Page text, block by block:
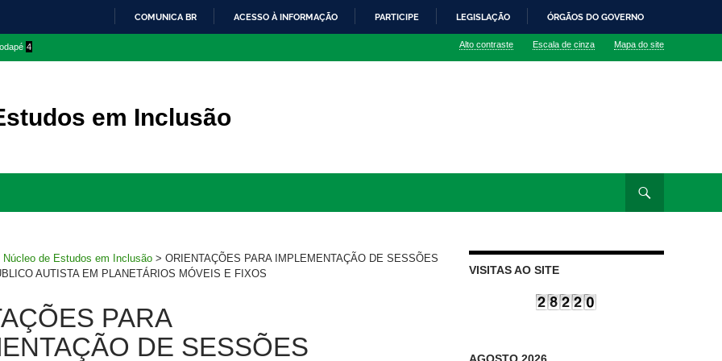
O
COMUNICA BR ACESSO À INFORMAÇÃO PARTICIPE LEGISLAÇÃO ÓRGÃOS DO GOVERNO
4 Alto contraste Escala de cinza Mapa do site
em Inclusão
Núcleo de Estudos em Inclusão > ORIENTAÇÕES PARA IMPLEMENTAÇÃO DE SESSÕES
AUTISTA EM PLANETÁRIOS MÓVEIS E FIXOS
PARA
DE SESSÕES
VISITAS AO SITE
AGOSTO 2026